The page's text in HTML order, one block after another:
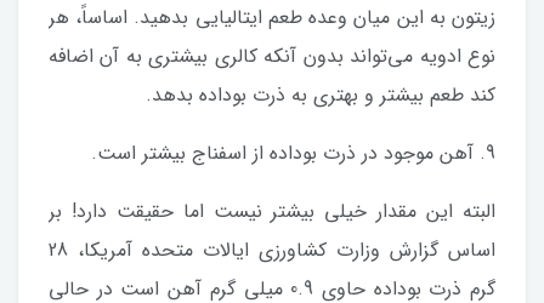
زیتون به این میان وعده طعم ایتالیایی بدهید. اساساً، هر
نوع ادویه می‌تواند بدون آنکه کالری بیشتری به آن اضافه
کند طعم بیشتر و بهتری به ذرت بوداده بدهد.
9. آهن موجود در ذرت بوداده از اسفناج بیشتر است.
البته این مقدار خیلی بیشتر نیست اما حقیقت دارد! بر
اساس گزارش وزارت کشاورزی ایالات متحده آمریکا، 28
گرم ذرت بوداده حاوی 0.9 میلی گرم آهن است در حالی